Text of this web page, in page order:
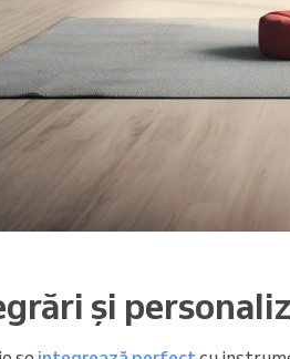
și